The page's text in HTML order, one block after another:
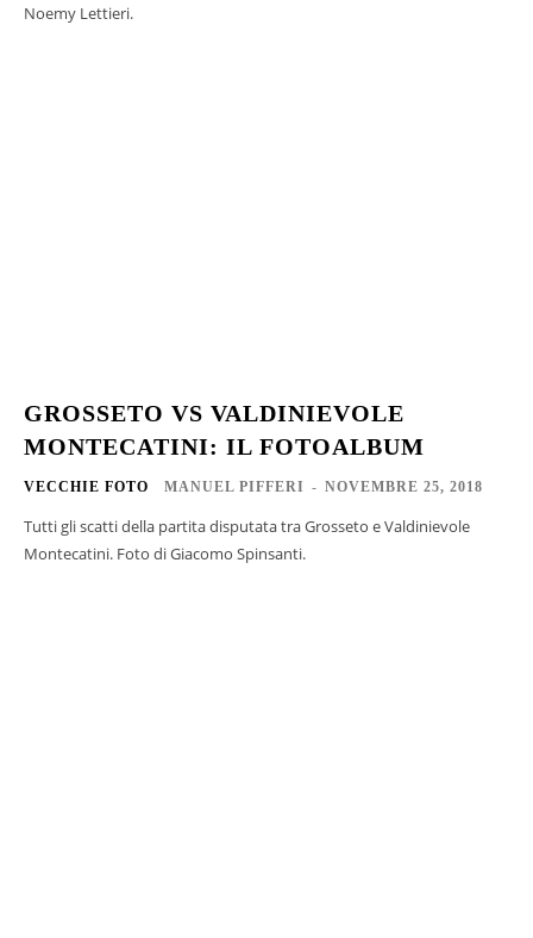
Noemy Lettieri.
GROSSETO VS VALDINIEVOLE
MONTECATINI: IL FOTOALBUM
VECCHIE FOTO MANUEL PIFFERI - NOVEMBRE 25, 2018
Tutti gli scatti della partita disputata tra Grosseto e Valdinievole
Montecatini. Foto di Giacomo Spinsanti.